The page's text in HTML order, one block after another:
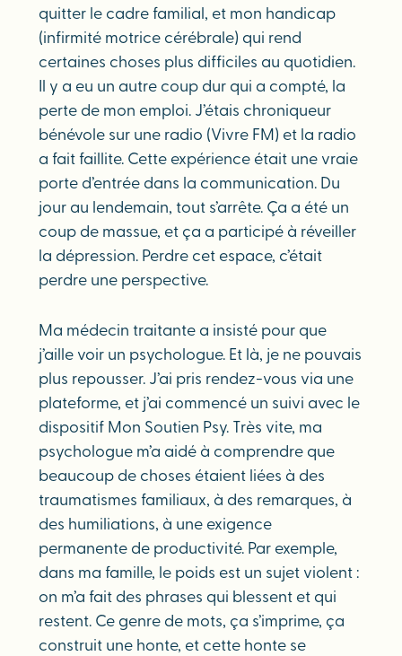
quitter le cadre familial, et mon handicap
(infirmité motrice cérébrale) qui rend
certaines choses plus difficiles au quotidien.
Il y a eu un autre coup dur qui a compté, la
perte de mon emploi. J’étais chroniqueur
bénévole sur une radio (Vivre FM) et la radio
a fait faillite. Cette expérience était une vraie
porte d’entrée dans la communication. Du
jour au lendemain, tout s’arrête. Ça a été un
coup de massue, et ça a participé à réveiller
la dépression. Perdre cet espace, c’était
perdre une perspective.
Ma médecin traitante a insisté pour que
j’aille voir un psychologue. Et là, je ne pouvais
plus repousser. J’ai pris rendez-vous via une
plateforme, et j’ai commencé un suivi avec le
dispositif Mon Soutien Psy. Très vite, ma
psychologue m’a aidé à comprendre que
beaucoup de choses étaient liées à des
traumatismes familiaux, à des remarques, à
des humiliations, à une exigence
permanente de productivité. Par exemple,
dans ma famille, le poids est un sujet violent :
on m’a fait des phrases qui blessent et qui
restent. Ce genre de mots, ça s’imprime, ça
construit une honte, et cette honte se